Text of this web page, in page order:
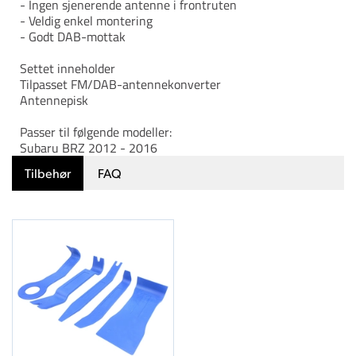
- Ingen sjenerende antenne i frontruten
- Veldig enkel montering
- Godt DAB-mottak
Settet inneholder
Tilpasset FM/DAB-antennekonverter
Antennepisk
Passer til følgende modeller:
Subaru BRZ 2012 - 2016
Tilbehør FAQ